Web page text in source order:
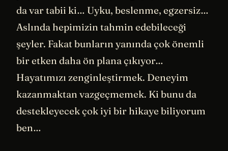
da var tabii ki… Uyku, beslenme, egzersiz…
Aslında hepimizin tahmin edebileceği
şeyler. Fakat bunların yanında çok önemli
bir etken daha ön plana çıkıyor…
Hayatımızı zenginleştirmek. Deneyim
kazanmaktan vazgeçmemek. Ki bunu da
destekleyecek çok iyi bir hikaye biliyorum
ben…